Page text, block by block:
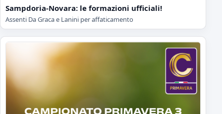
Sampdoria-Novara: le formazioni ufficiali!
Assenti Da Graca e Lanini per affaticamento